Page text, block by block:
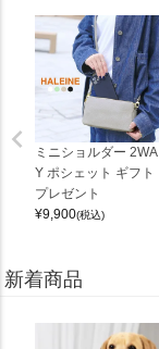
ミニショルダー 2WA
Y ポシェット ギフト
プレゼント
¥9,900(税込)
新着商品